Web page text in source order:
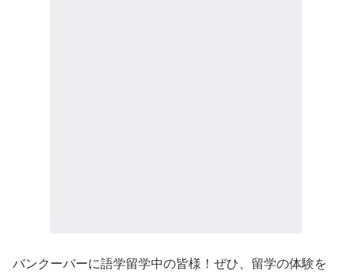
バンクーバーに語学留学中の皆様！ぜひ、留学の体験を